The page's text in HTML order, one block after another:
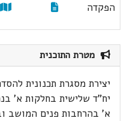
הפקדה
מטרת התוכנית
יצירת מסגרת תכנונית
יח"ד שלישית בחלקות א'
א' בהרחבות פנים המושב